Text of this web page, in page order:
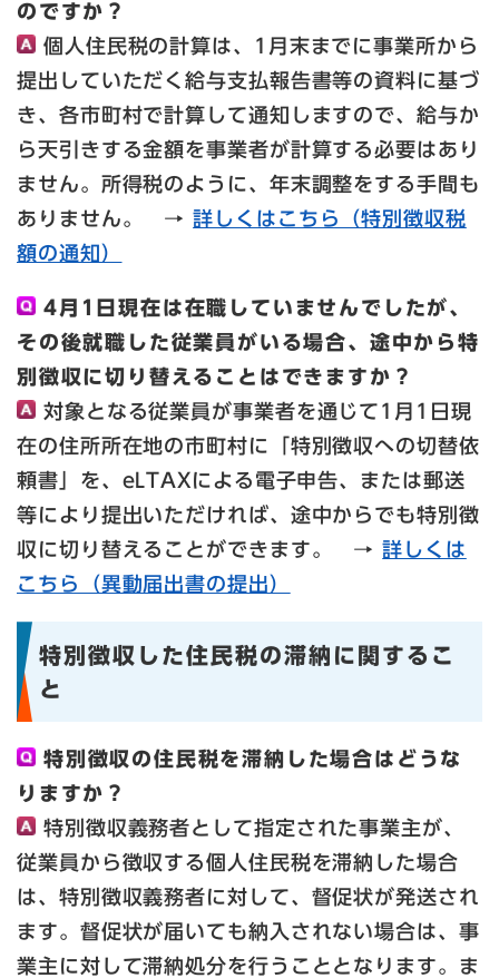
のですか？
個人住民税の計算は、1月末までに事業所から
提出していただく給与支払報告書等の資料に基づ
き、各市町村で計算して通知しますので、給与か
ら天引きする金額を事業者が計算する必要はあり
ません。所得税のように、年末調整をする手間も
ありません。 →詳しくはこちら（特別徴収税
額の通知）
4月1日現在は在職していませんでしたが、
その後就職した従業員がいる場合、途中から特
別徴収に切り替えることはできますか？
対象となる従業員が事業者を通じて1月1日現
在の住所所在地の市町村に「特別徴収への切替依
頼書」を、eLTAXによる電子申告、または郵送
等により提出いただければ、途中からでも特別徴
収に切り替えることができます。 →詳しくは
こちら（異動届出書の提出）
特別徴収した住民税の滞納に関するこ
と
特別徴収の住民税を滞納した場合はどうな
りますか？
特別徴収義務者として指定された事業主が、
従業員から徴収する個人住民税を滞納した場合
は、特別徴収義務者に対して、督促状が発送され
ます。督促状が届いても納入されない場合は、事
業主に対して滞納処分を行うこととなります。ま